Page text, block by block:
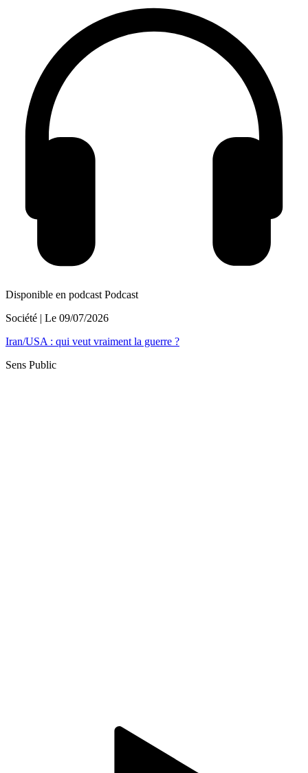
Disponible en podcast Podcast
Société | Le 09/07/2026
Iran/USA : qui veut vraiment la guerre ?
Sens Public